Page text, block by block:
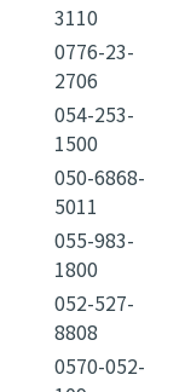
3110
0776-23-
2706
054-253-
1500
050-6868-
5011
055-983-
1800
052-527-
8808
0570-052-